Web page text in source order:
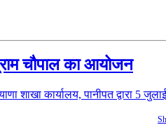
चौपाल का आयोजन
शाखा कार्यालय, पानीपत द्वारा 5